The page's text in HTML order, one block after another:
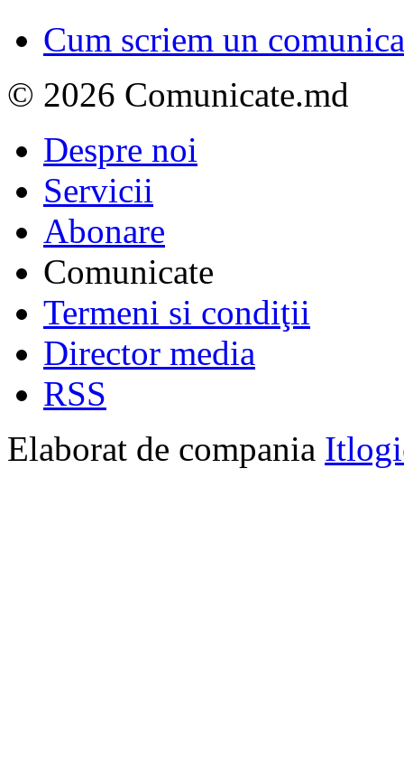
Cum scriem un
© 2026 Comunicate.md
Despre noi
Servicii
Abonare
Comunicate
Termeni si condiţii
Director media
RSS
Elaborat de compania